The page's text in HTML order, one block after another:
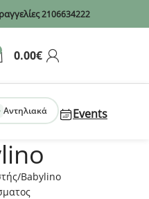
2106634222
0.00€
Αντηλιακά Events
Babylino